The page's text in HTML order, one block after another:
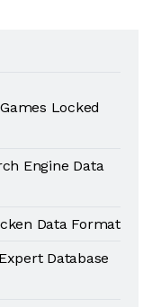
Locked
Engine Data
Data Format
Database